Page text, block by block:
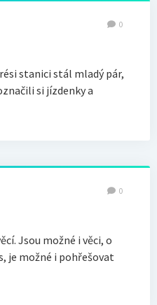
0
stanici stál mladý pár,
si jízdenky a
0
Jsou možné i věci, o
je možné i pohřešovat